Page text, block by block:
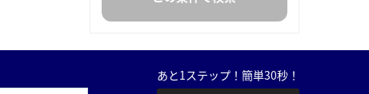
あと1ステップ！簡単30秒！